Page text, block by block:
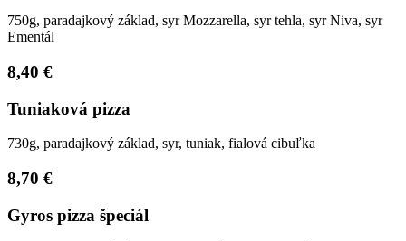
750g, paradajkový základ, syr Mozzarella, syr tehla, syr Niva, syr
Ementál
8,40 €
Tuniaková pizza
730g, paradajkový základ, syr, tuniak, fialová cibuľka
8,70 €
Gyros pizza špeciál